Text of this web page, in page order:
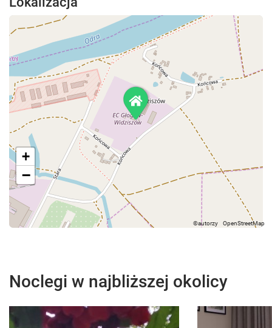
+
−
Noclegi w najbliższej okolicy